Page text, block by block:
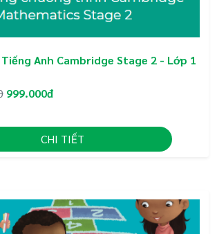
Anh Cambridge Stage 2 - Lớp 1
999.000đ
CHI TIẾT